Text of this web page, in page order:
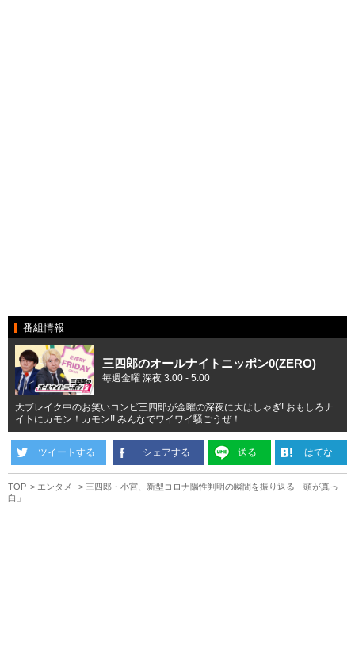
番組情報
三四郎のオールナイトニッポン0(ZERO)
毎週金曜 深夜 3:00 - 5:00
大ブレイク中のお笑いコンビ三四郎が金曜の深夜に大はしゃぎ! おもしろナ
イトにカモン！カモン!! みんなでワイワイ騒ごうぜ！
ツイートする シェアする 送る はてな
TOP エンタメ
三四郎・小宮、新型コロナ陽性判明の瞬間を振り返る「頭が真っ
白」